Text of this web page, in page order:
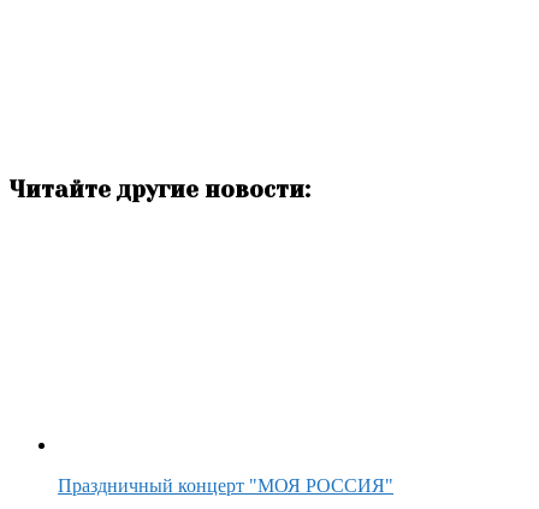
Читайте другие новости:
Праздничный концерт "МОЯ РОССИЯ"